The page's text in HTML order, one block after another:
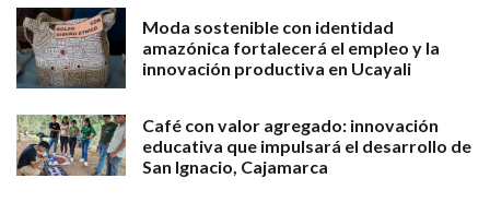
Moda sostenible con identidad
amazónica fortalecerá el empleo y la
innovación productiva en Ucayali
Café con valor agregado: innovación
educativa que impulsará el desarrollo de
San Ignacio, Cajamarca